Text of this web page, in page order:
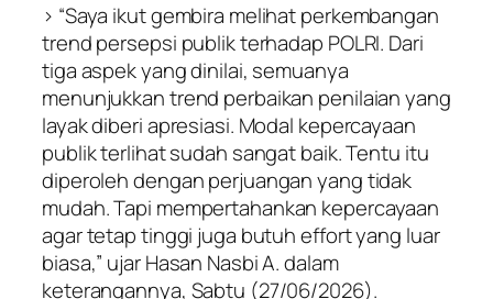
> “Saya ikut gembira melihat perkembangan
trend persepsi publik terhadap POLRI. Dari
tiga aspek yang dinilai, semuanya
menunjukkan trend perbaikan penilaian yang
layak diberi apresiasi. Modal kepercayaan
publik terlihat sudah sangat baik. Tentu itu
diperoleh dengan perjuangan yang tidak
mudah. Tapi mempertahankan kepercayaan
agar tetap tinggi juga butuh effort yang luar
biasa,” ujar Hasan Nasbi A. dalam
keterangannya, Sabtu (27/06/2026).